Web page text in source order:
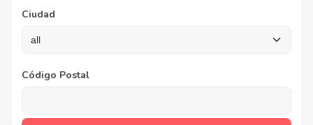
Ciudad
Código Postal